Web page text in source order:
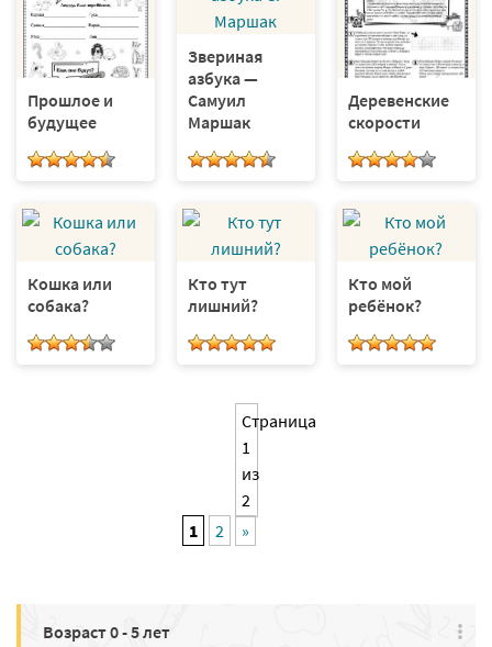
Прошлое и
будущее
Звериная
азбука —
Самуил
Маршак
Деревенские
скорости
Кошка или
собака?
Кто тут
лишний?
Кто мой
ребёнок?
Страница
1
из
2
1
2 »
Возраст 0 - 5 лет